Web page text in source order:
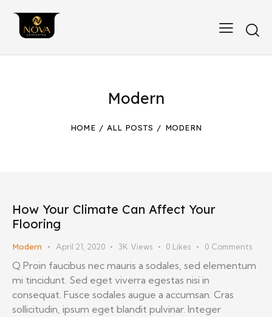
Modern
HOME ALL POSTS MODERN
How Your Climate Can Affect Your
Flooring
Modern April 21, 2020 3K Views 0 Likes 0 Comments
Q Proin faucibus nec mauris a sodales, sed elementum
mi tincidunt. Sed eget viverra egestas nisi in
consequat. Fusce sodales augue a accumsan. Cras
sollicitudin, ipsum eget blandit pulvinar. Integer